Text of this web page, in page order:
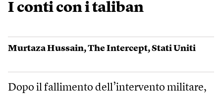
I conti con i taliban
Murtaza Hussain,The Intercept,Stati Uniti
Dopo il fallimento dell’intervento militare,